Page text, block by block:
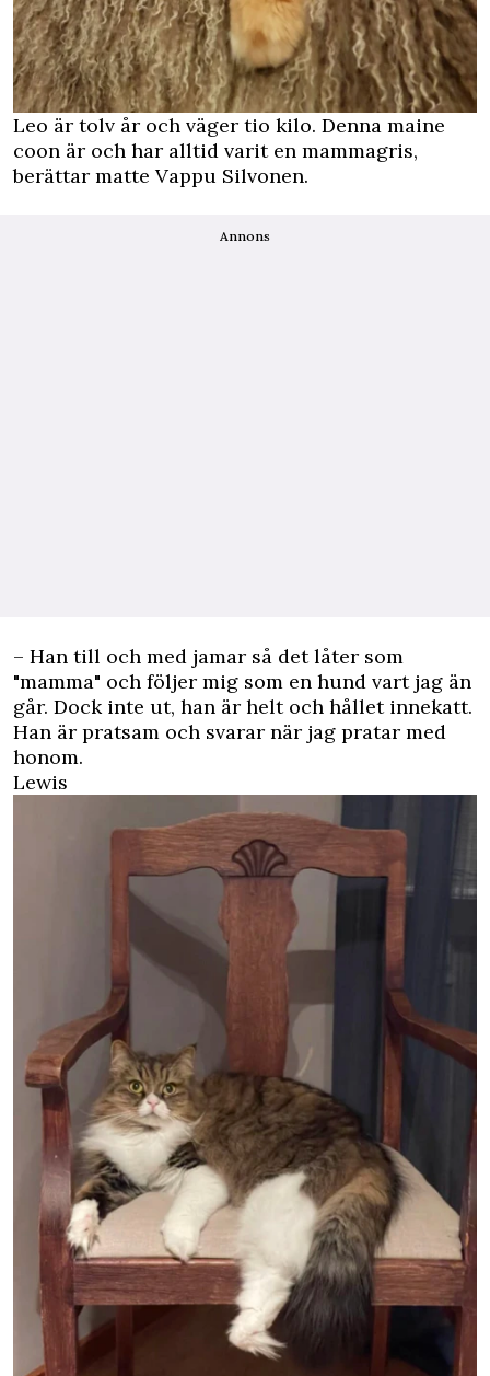
Leo är tolv år och väger tio kilo. Denna maine
coon är och har alltid varit en mammagris,
berättar matte Vappu Silvonen.
Annons
– Han till och med jamar så det låter som
"mamma" och följer mig som en hund vart jag än
går. Dock inte ut, han är helt och hållet innekatt.
Han är pratsam och svarar när jag pratar med
honom.
Lewis